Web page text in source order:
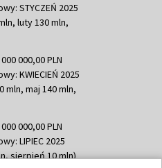
STYCZEŃ 2025
luty 130 mln,
000,00 PLN
KWIECIEŃ 2025
mln, maj 140 mln,
000,00 PLN
LIPIEC 2025
sierpień 10 mln)